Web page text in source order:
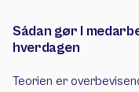
Sådan gør I
hverdagen
Teorien er